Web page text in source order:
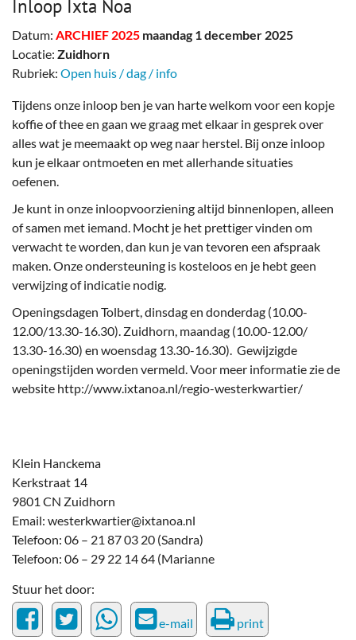
Inloop Ixta Noa
Datum: ARCHIEF 2025 maandag 1 december 2025
Locatie: Zuidhorn
Rubriek: Open huis / dag / info
Tijdens onze inloop ben je van harte welkom voor een kopje
koffie of thee en gaan we graag met elkaar in gesprek over
alles wat je meemaakt op weg naar herstel. Bij onze inloop
kun je elkaar ontmoeten en met allerhande situaties
oefenen.
Je kunt in onze inloopvoorziening altijd binnenlopen, alleen
of samen met iemand. Mocht je het prettiger vinden om
verwacht te worden, dan kun je van tevoren een afspraak
maken. Onze ondersteuning is kosteloos en je hebt geen
verwijzing of indicatie nodig.
Openingsdagen Tolbert, dinsdag en donderdag (10.00-
12.00/13.30-16.30). Zuidhorn, maandag (10.00-12.00/
13.30-16.30) en woensdag 13.30-16.30). Gewijzigde
openingstijden worden vermeld. Voor meer informatie zie de
website http://www.ixtanoa.nl/regio-westerkwartier/
Klein Hanckema
Kerkstraat 14
9801 CN Zuidhorn
Email: westerkwartier@ixtanoa.nl
Telefoon: 06 – 21 87 03 20 (Sandra)
Telefoon: 06 – 29 22 14 64 (Marianne
Stuur het door:
e-mail print